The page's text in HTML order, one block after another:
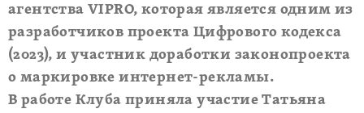
агентства VIPRO, которая является одним из
разработчиков проекта Цифрового кодекса
(2023), и участник доработки законопроекта
о маркировке интернет-рекламы.
В работе Клуба приняла участие Татьяна